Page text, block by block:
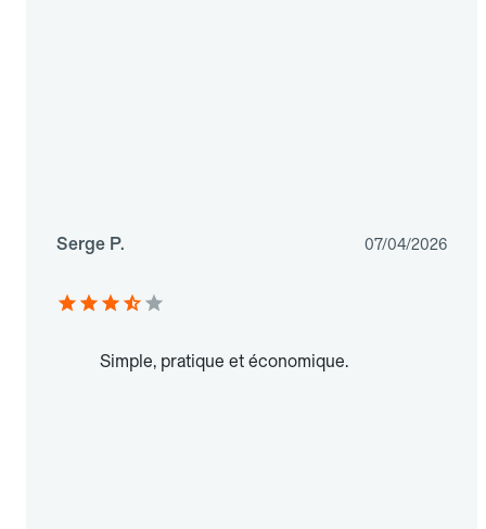
Serge P. 07/04/2026
Simple, pratique et économique.